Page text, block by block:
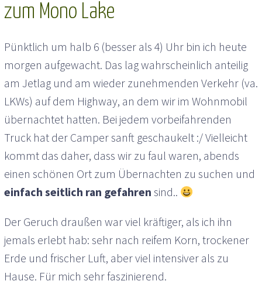
zum Mono Lake
Pünktlich um halb 6 (besser als 4) Uhr bin ich heute
morgen aufgewacht. Das lag wahrscheinlich anteilig
am Jetlag und am wieder zunehmenden Verkehr (va.
LKWs) auf dem Highway, an dem wir im Wohnmobil
übernachtet hatten. Bei jedem vorbeifahrenden
Truck hat der Camper sanft geschaukelt :/ Vielleicht
kommt das daher, dass wir zu faul waren, abends
einen schönen Ort zum Übernachten zu suchen und
einfach seitlich ran gefahren sind..
Der Geruch draußen war viel kräftiger, als ich ihn
jemals erlebt hab: sehr nach reifem Korn, trockener
Erde und frischer Luft, aber viel intensiver als zu
Hause. Für mich sehr faszinierend.